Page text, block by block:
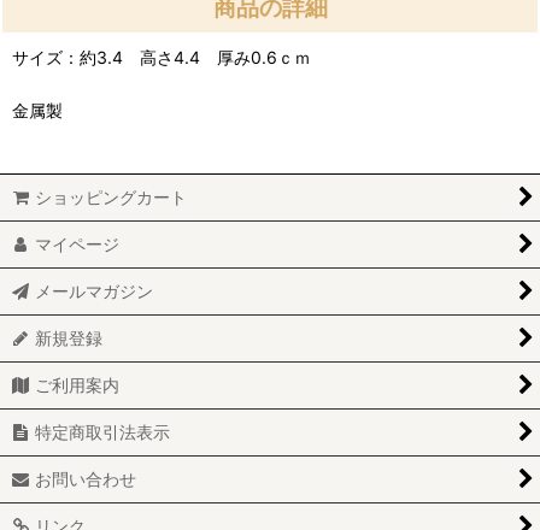
商品の詳細
サイズ：約3.4 高さ4.4 厚み0.6ｃｍ
金属製
ショッピングカート
マイページ
メールマガジン
新規登録
ご利用案内
特定商取引法表示
お問い合わせ
リンク